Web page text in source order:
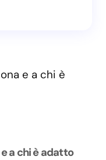
a chi è adatto